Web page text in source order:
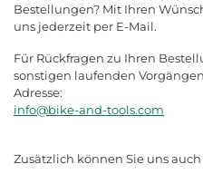
Bestellungen? Mit Ihren
uns jederzeit per E-Mail.
Für Rückfragen zu Ihren
sonstigen laufenden
Adresse:
info@bike-and-tools.com
Zusätzlich können Sie uns